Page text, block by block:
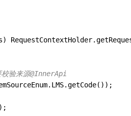
验来源@InnerApi